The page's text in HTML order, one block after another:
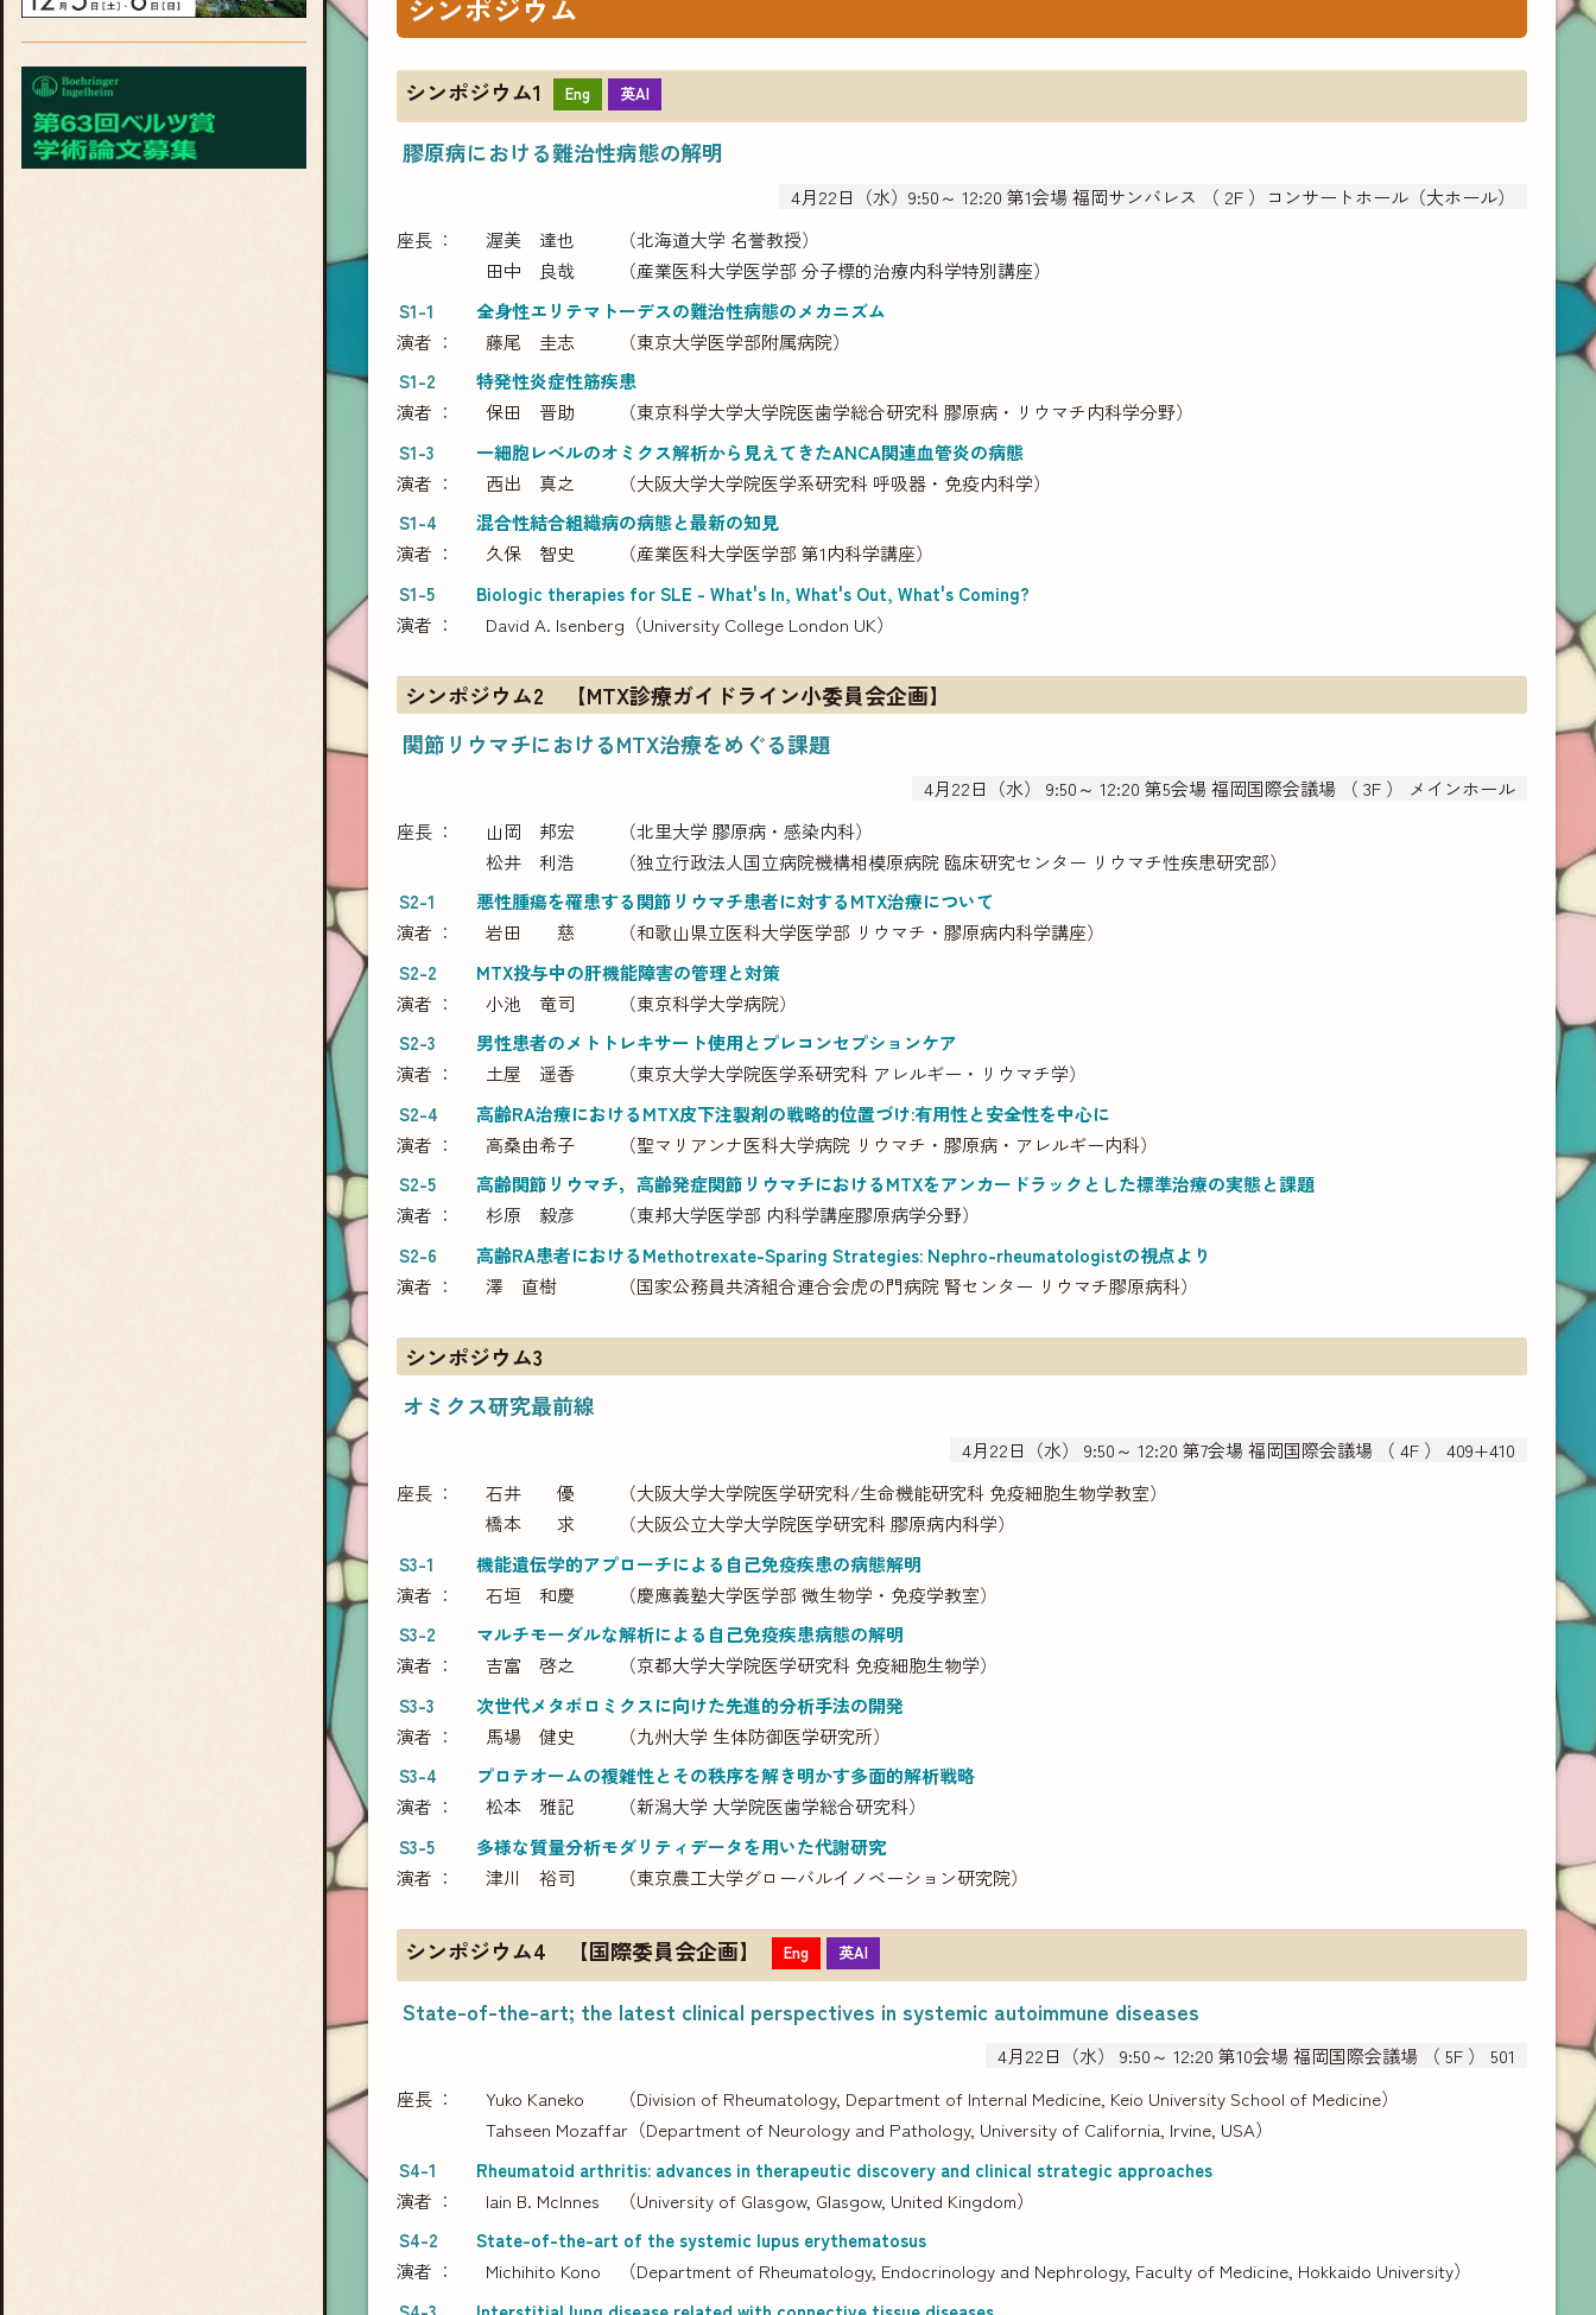
シンポジウム
シンポジウム1 Eng 英AI
膠原病における難治性病態の解明
4月22日（水）9:50～ 12:20 第1会場 福岡サンバレス （ 2F ）コンサートホール（大ホール）
座長
渥美 達也
（北海道大学 名誉教授）
田中 良哉
（産業医科大学医学部 分子標的治療内科学特別講座）
S1-1
全身性エリテマトーデスの難治性病態のメカニズム
演者
藤尾 圭志
（東京大学医学部附属病院）
S1-2
特発性炎症性筋疾患
演者
保田 晋助
（東京科学大学大学院医歯学総合研究科 膠原病・リウマチ内科学分野）
S1-3
一細胞レベルのオミクス解析から見えてきたANCA関連血管炎の病態
演者
西出 真之
（大阪大学大学院医学系研究科 呼吸器・免疫内科学）
S1-4
混合性結合組織病の病態と最新の知見
演者
久保 智史
（産業医科大学医学部 第1内科学講座）
S1-5
Biologic therapies for SLE - What's In, What's Out, What's Coming?
演者
David A. Isenberg （University College London UK）
シンポジウム2 【MTX診療ガイドライン小委員会企画】
関節リウマチにおけるMTX治療をめぐる課題
4月22日（水） 9:50～ 12:20 第5会場 福岡国際会議場 （ 3F ） メインホール
座長
山岡 邦宏
（北里大学 膠原病・感染内科）
松井 利浩
（独立行政法人国立病院機構相模原病院 臨床研究センター リウマチ性疾患研究部）
S2-1
悪性腫瘍を罹患する関節リウマチ患者に対するMTX治療について
演者
岩田 慈
（和歌山県立医科大学医学部 リウマチ・膠原病内科学講座）
S2-2
MTX投与中の肝機能障害の管理と対策
演者
小池 竜司
（東京科学大学病院）
S2-3
男性患者のメトトレキサート使用とプレコンセプションケア
演者
土屋 遥香
（東京大学大学院医学系研究科 アレルギー・リウマチ学）
S2-4
高齢RA治療におけるMTX皮下注製剤の戦略的位置づけ:有用性と安全性を中心に
演者
高桑由希子
（聖マリアンナ医科大学病院 リウマチ・膠原病・アレルギー内科）
S2-5
高齢関節リウマチ，高齢発症関節リウマチにおけるMTXをアンカードラックとした標準治療の実態と課題
演者
杉原 毅彦
（東邦大学医学部 内科学講座膠原病学分野）
S2-6
高齢RA患者におけるMethotrexate-Sparing Strategies: Nephro-rheumatologistの視点より
演者
澤 直樹 （国家公務員共済組合連合会虎の門病院 腎センター リウマチ膠原病科）
シンポジウム3
オミクス研究最前線
4月22日（水） 9:50～ 12:20 第7会場 福岡国際会議場 （ 4F ） 409+410
座長
石井 優
（大阪大学大学院医学研究科/生命機能研究科 免疫細胞生物学教室）
橋本 求
（大阪公立大学大学院医学研究科 膠原病内科学）
S3-1
機能遺伝学的アプローチによる自己免疫疾患の病態解明
演者
石垣 和慶
（慶應義塾大学医学部 微生物学・免疫学教室）
S3-2
マルチモーダルな解析による自己免疫疾患病態の解明
演者
吉富 啓之
（京都大学大学院医学研究科 免疫細胞生物学）
S3-3
次世代メタボロミクスに向けた先進的分析手法の開発
演者
馬場 健史
（九州大学 生体防御医学研究所）
S3-4
プロテオームの複雑性とその秩序を解き明かす多面的解析戦略
演者
松本 雅記
（新潟大学 大学院医歯学総合研究科）
S3-5
多様な質量分析モダリティデータを用いた代謝研究
演者
津川 裕司 （東京農工大学グローバルイノベーション研究院）
シンポジウム4 【国際委員会企画】 Eng 英AI
State-of-the-art; the latest clinical perspectives in systemic autoimmune diseases
4月22日（水） 9:50～ 12:20 第10会場 福岡国際会議場 （ 5F ） 501
座長
Yuko Kaneko
（Division of Rheumatology, Department of Internal Medicine, Keio University School of Medicine）
Tahseen Mozaffar（Department of Neurology and Pathology, University of California, Irvine, USA）
S4-1
Rheumatoid arthritis: advances in therapeutic discovery and clinical strategic approaches
演者
Iain B. McInnes
（University of Glasgow, Glasgow, United Kingdom）
S4-2
State-of-the-art of the systemic lupus erythematosus
演者
Michihito Kono
（Department of Rheumatology, Endocrinology and Nephrology, Faculty of Medicine, Hokkaido University）